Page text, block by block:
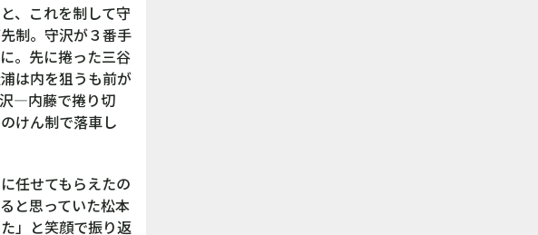
、これを制して守
制。守沢が３番手
。先に捲った三谷
は内を狙うも前が
―内藤で捲り切
けん制で落車し
任せてもらえたの
と思っていた松本
」と笑顔で振り返